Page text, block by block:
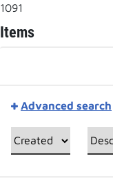
1091
Items
Advanced search